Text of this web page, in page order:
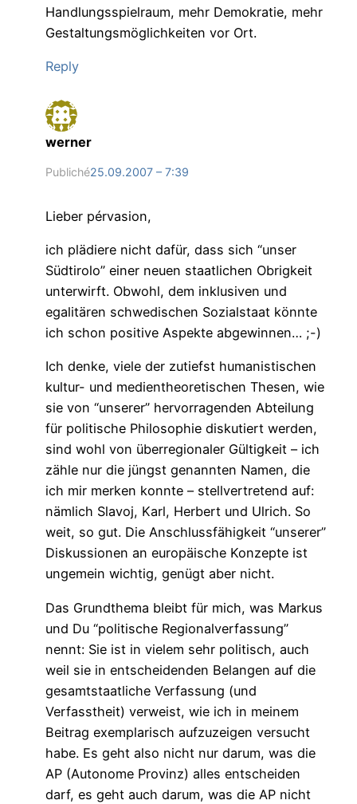
Handlungsspielraum, mehr Demokratie, mehr
Gestaltungsmöglichkeiten vor Ort.
Reply
werner
Publiché25.09.2007 – 7:39
Lieber pérvasion,
ich plädiere nicht dafür, dass sich “unser
Südtirolo” einer neuen staatlichen Obrigkeit
unterwirft. Obwohl, dem inklusiven und
egalitären schwedischen Sozialstaat könnte
ich schon positive Aspekte abgewinnen… ;-)
Ich denke, viele der zutiefst humanistischen
kultur- und medientheoretischen Thesen, wie
sie von “unserer” hervorragenden Abteilung
für politische Philosophie diskutiert werden,
sind wohl von überregionaler Gültigkeit – ich
zähle nur die jüngst genannten Namen, die
ich mir merken konnte – stellvertretend auf:
nämlich Slavoj, Karl, Herbert und Ulrich. So
weit, so gut. Die Anschlussfähigkeit “unserer”
Diskussionen an europäische Konzepte ist
ungemein wichtig, genügt aber nicht.
Das Grundthema bleibt für mich, was Markus
und Du “politische Regionalverfassung”
nennt: Sie ist in vielem sehr politisch, auch
weil sie in entscheidenden Belangen auf die
gesamtstaatliche Verfassung (und
Verfasstheit) verweist, wie ich in meinem
Beitrag exemplarisch aufzuzeigen versucht
habe. Es geht also nicht nur darum, was die
AP (Autonome Provinz) alles entscheiden
darf, es geht auch darum, was die AP nicht